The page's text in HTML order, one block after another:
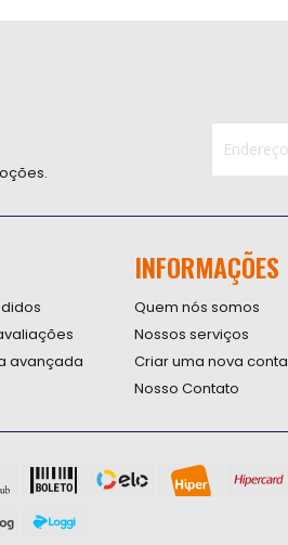
nossa
Newsletter:
avançada
INFORMAÇÕES
Quem nós somos
Nossos serviços
Criar uma nova conta
Nosso Contato